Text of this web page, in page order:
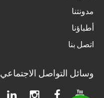
وسائل التواصل الاجتماعي
مدونتنا
أطباؤنا
اتصل بنا